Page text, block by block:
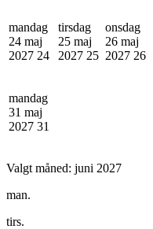
mandag
24 maj
2027 24
tirsdag
25 maj
2027 25
onsdag
26 maj
2027 26
mandag
31 maj
2027 31
Valgt måned: juni 2027
man.
tirs.